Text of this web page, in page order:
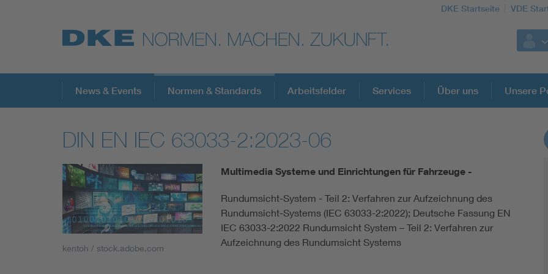
DKE Startseite VDE
Top-Themen
VDE Fokusthemen
Digital Security
Energy
Health
DKE Fachinformationen im Kontext der
Blitzschutz: DIN EN 62305 in der Übersicht
Circular Economy für mehr Ressourceneffizienz
Cybersecurity in der Industrieautomatisierung
News & Events Normen & Standards Arbeitsfelder Services Über uns Unsere
DIN EN IEC 63033-2:2023-06
kentoh / stock.adobe.com
Multimedia Systeme und Einrichtungen für Fahrzeuge -
Rundumsicht-System - Teil 2: Verfahren zur Aufzeichnung des
Rundumsicht-Systems (IEC 63033-2:2022); Deutsche Fassung EN
IEC 63033-2:2022 Rundumsicht System – Teil 2: Verfahren zur
Aufzeichnung des Rundumsicht Systems